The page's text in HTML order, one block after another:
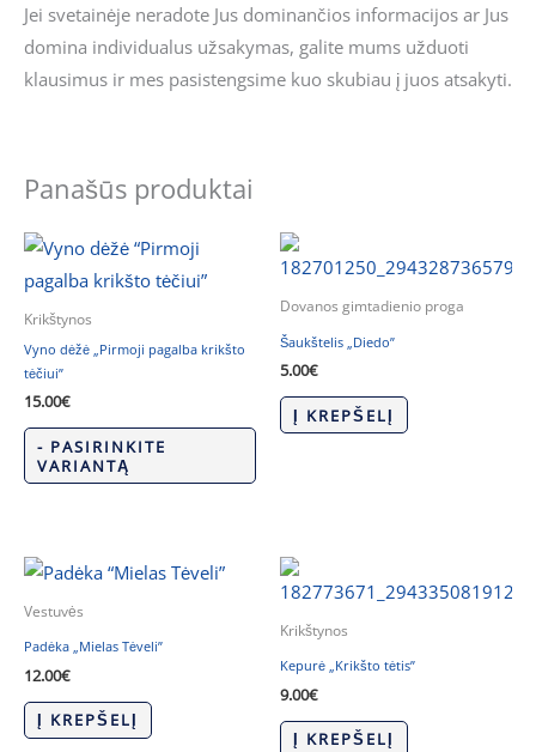
Jei svetainėje neradote Jus dominančios informacijos ar Jus
domina individualus užsakymas, galite mums užduoti
klausimus ir mes pasistengsime kuo skubiau į juos atsakyti.
Panašūs produktai
Krikštynos
Vyno dėžė „Pirmoji pagalba krikšto
tėčiui”
15.00€
- PASIRINKITE
VARIANTĄ
Dovanos gimtadienio proga
Šaukštelis „Diedo”
5.00€
Į KREPŠELĮ
Vestuvės
Padėka „Mielas Tėveli”
12.00€
Į KREPŠELĮ
Krikštynos
Kepurė „Krikšto tėtis”
9.00€
Į KREPŠELĮ